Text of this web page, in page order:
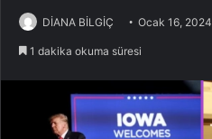
DİANA BİLGİÇ Ocak 16, 2024
1 dakika okuma süresi